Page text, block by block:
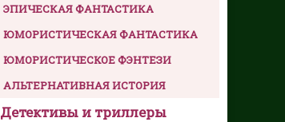
ЭПИЧЕСКАЯ ФАНТАСТИКА
ЮМОРИСТИЧЕСКАЯ ФАНТАСТИКА
ЮМОРИСТИЧЕСКОЕ ФЭНТЕЗИ
АЛЬТЕРНАТИВНАЯ ИСТОРИЯ
Детективы и триллеры